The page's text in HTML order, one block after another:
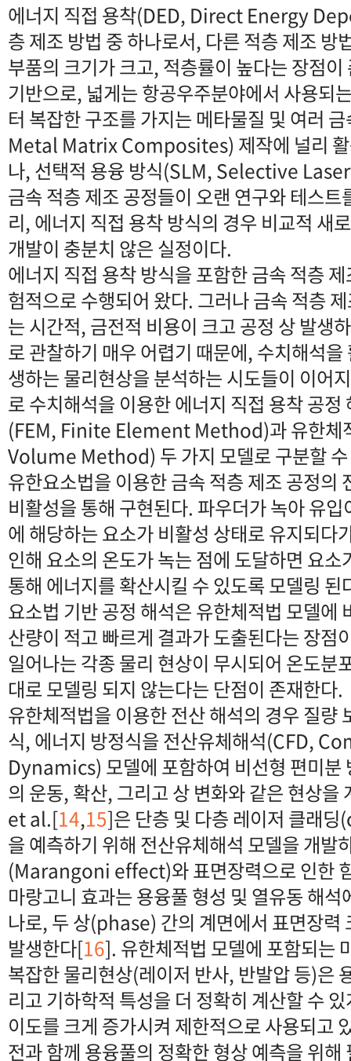
에너지 직접 용착(DED, Direct Energy
층 제조 방법 중 하나로서, 다른 적층 제조 방
부품의 크기가 크고, 적층률이 높다는 장점
기반으로, 넓게는 항공우주분야에서 사용되
터 복잡한 구조를 가지는 메타물질 및 여러
Metal Matrix Composites) 제작에 널리
나, 선택적 용융 방식(SLM, Selective
금속 적층 제조 공정들이 오랜 연구와 테스
리, 에너지 직접 용착 방식의 경우 비교적 새
개발이 충분치 않은 실정이다.
에너지 직접 용착 방식을 포함한 금속 적층
험적으로 수행되어 왔다. 그러나 금속 적층
는 시간적, 금전적 비용이 크고 공정 상 발생
로 관찰하기 매우 어렵기 때문에, 수치해석
생하는 물리현상을 분석하는 시도들이 이어
로 수치해석을 이용한 에너지 직접 용착 공
(FEM, Finite Element Method)과 유한체
Volume Method) 두 가지 모델로 구분할
유한요소법을 이용한 금속 적층 제조 공정의
비활성을 통해 구현된다. 파우더가 녹아 유
에 해당하는 요소가 비활성 상태로 유지되다
인해 요소의 온도가 녹는 점에 도달하면 요
통해 에너지를 확산시킬 수 있도록 모델링 된
요소법 기반 공정 해석은 유한체적법 모델에
산량이 적고 빠르게 결과가 도출된다는 장점
일어나는 각종 물리 현상이 무시되어 온도분
대로 모델링 되지 않는다는 단점이 존재한다.
유한체적법을 이용한 전산 해석의 경우 질량
식, 에너지 방정식을 전산유체해석(CFD,
Dynamics) 모델에 포함하여 비선형 편미분
의 운동, 확산, 그리고 상 변화와 같은 현상을
et al.[14,15]은 단층 및 다층 레이저 클래
을 예측하기 위해 전산유체해석 모델을 개발
(Marangoni effect)와 표면장력으로 인한
마랑고니 효과는 용융풀 형성 및 열유동 해석
나로, 두 상(phase) 간의 계면에서 표면장력
발생한다[16]. 유한체적법 모델에 포함되는
복잡한 물리현상(레이저 반사, 반발압 등)은
리고 기하학적 특성을 더 정확히 계산할 수
이도를 크게 증가시켜 제한적으로 사용되고
전과 함께 용융풀의 정확한 형상 예측을 위